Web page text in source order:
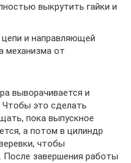
выкрутить гайки и
и направляющей
механизма от
выворачивается и
Чтобы это сделать
пока выпускное
а потом в цилиндр
чтобы
После завершения работы